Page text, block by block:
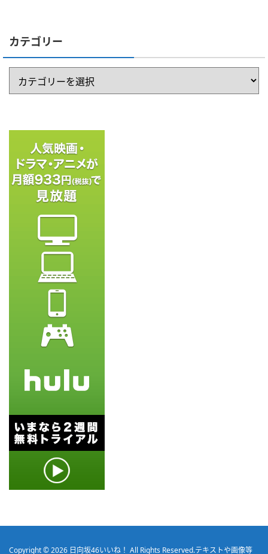
カテゴリー
Copyright © 2026 日向坂46いいね！ All Rights Reserved.テキストや画像等